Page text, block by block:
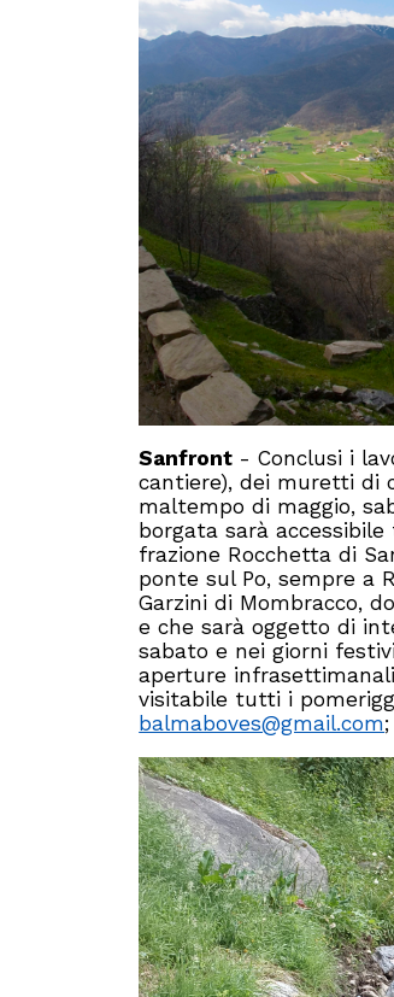
Sanfront - Conclusi i
cantiere), dei muretti di
maltempo di maggio,
borgata sarà
frazione Rocchetta di
ponte sul Po, sempre a
Garzini di Mombracco,
e che sarà oggetto di
sabato e nei giorni
aperture
visitabile tutti i
balmaboves@gmail.com